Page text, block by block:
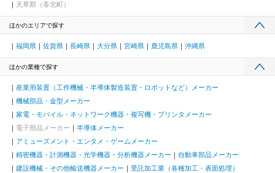
天草郡（苓北町）
ほかのエリアで探す
福岡県 佐賀県 長崎県 大分県 宮崎県 鹿児島県 沖縄県
ほかの業種で探す
産業用装置（工作機械・半導体製造装置・ロボットなど）メーカー
機械部品・金型メーカー
家電・モバイル・ネットワーク機器・複写機・プリンタメーカー
電子部品メーカー
半導体メーカー
アミューズメント・エンタメ・ゲームメーカー
精密機器・計測機器・光学機器・分析機器メーカー
自動車部品メーカー
建設機械・その他輸送機器メーカー
受託加工業（各種加工・表面処理）